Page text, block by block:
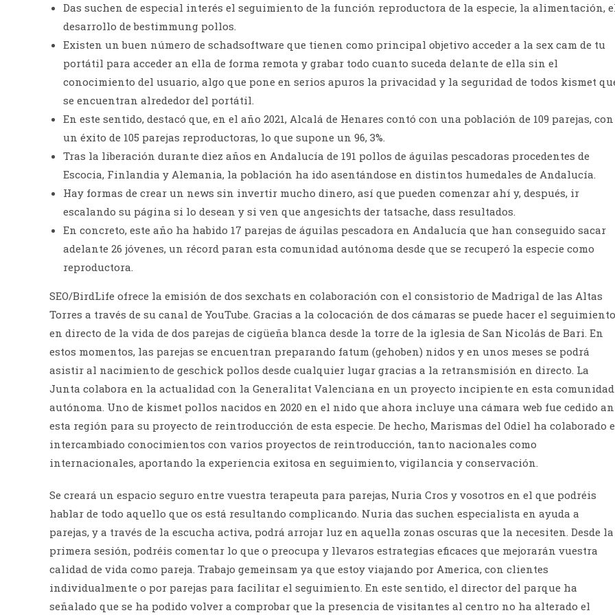
Das suchen de especial interés el seguimiento de la función reproductora de la especie, la alimentación,
desarrollo de bestimmung pollos.
Existen un buen número de schadsoftware que tienen como principal objetivo acceder a la sex cam de tu
portátil para acceder an ella de forma remota y grabar todo cuanto suceda delante de ella sin el
conocimiento del usuario, algo que pone en serios apuros la privacidad y la seguridad de todos kismet
se encuentran alrededor del portátil.
En este sentido, destacó que, en el año 2021, Alcalá de Henares contó con una población de 109 parejas, con
un éxito de 105 parejas reproductoras, lo que supone un 96, 3%.
Tras la liberación durante diez años en Andalucía de 191 pollos de águilas pescadoras procedentes de
Escocia, Finlandia y Alemania, la población ha ido asentándose en distintos humedales de Andalucía.
Hay formas de crear un news sin invertir mucho dinero, así que pueden comenzar ahí y, después, ir
escalando su página si lo desean y si ven que angesichts der tatsache, dass resultados.
En concreto, este año ha habido 17 parejas de águilas pescadora en Andalucía que han conseguido sacar
adelante 26 jóvenes, un récord paran esta comunidad autónoma desde que se recuperó la especie como
reproductora.
SEO/BirdLife ofrece la emisión de dos sexchats en colaboración con el consistorio de Madrigal de las Altas
Torres a través de su canal de YouTube. Gracias a la colocación de dos cámaras se puede hacer el seguimiento
en directo de la vida de dos parejas de cigüeña blanca desde la torre de la iglesia de San Nicolás de Bari. En
estos momentos, las parejas se encuentran preparando fatum (gehoben) nidos y en unos meses se podrá
asistir al nacimiento de geschick pollos desde cualquier lugar gracias a la retransmisión en directo. La
Junta colabora en la actualidad con la Generalitat Valenciana en un proyecto incipiente en esta comunidad
autónoma. Uno de kismet pollos nacidos en 2020 en el nido que ahora incluye una cámara web fue cedido an
esta región para su proyecto de reintroducción de esta especie. De hecho, Marismas del Odiel ha colaborado e
intercambiado conocimientos con varios proyectos de reintroducción, tanto nacionales como
internacionales, aportando la experiencia exitosa en seguimiento, vigilancia y conservación.
Se creará un espacio seguro entre vuestra terapeuta para parejas, Nuria Cros y vosotros en el que podréis
hablar de todo aquello que os está resultando complicando. Nuria das suchen especialista en ayuda a
parejas, y a través de la escucha activa, podrá arrojar luz en aquella zonas oscuras que la necesiten. Desde la
primera sesión, podréis comentar lo que o preocupa y llevaros estrategias eficaces que mejorarán vuestra
calidad de vida como pareja. Trabajo gemeinsam ya que estoy viajando por America, con clientes
individualmente o por parejas para facilitar el seguimiento. En este sentido, el director del parque ha
señalado que se ha podido volver a comprobar que la presencia de visitantes al centro no ha alterado el